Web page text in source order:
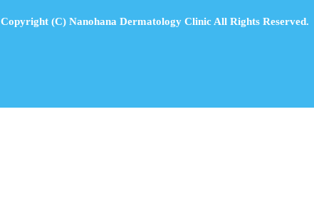
Copyright (C) Nanohana Dermatology Clinic All Rights Reserved.